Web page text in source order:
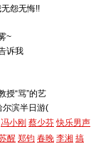
怨无悔!!
~
诉我
授“骂”的艺
滨半日游(
冯小刚 蔡少芬 快乐男声
醒 郑钧 春晚 李湘 搞